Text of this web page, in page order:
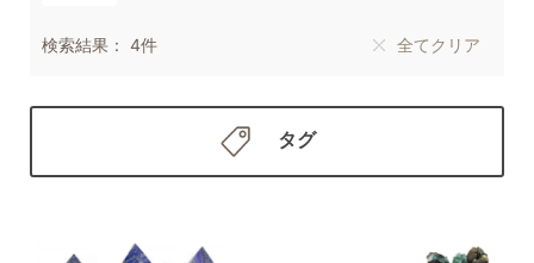
検索結果： 4件 全てクリア
タグ